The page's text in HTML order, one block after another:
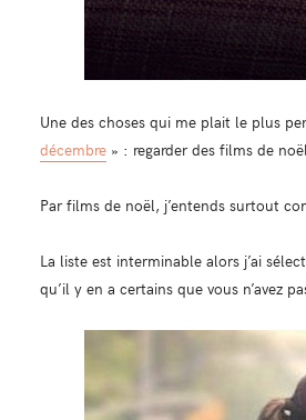
Une des choses qui me plait le plus
décembre » : regarder des films de
Par films de noël, j’entends surtout
La liste est interminable alors j’ai
qu’il y en a certains que vous n’avez